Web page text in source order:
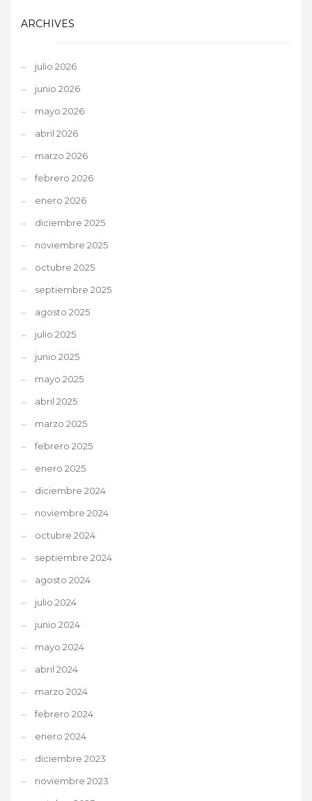
ARCHIVES
julio 2026
junio 2026
mayo 2026
abril 2026
marzo 2026
febrero 2026
enero 2026
diciembre 2025
noviembre 2025
octubre 2025
septiembre 2025
agosto 2025
julio 2025
junio 2025
mayo 2025
abril 2025
marzo 2025
febrero 2025
enero 2025
diciembre 2024
noviembre 2024
octubre 2024
septiembre 2024
agosto 2024
julio 2024
junio 2024
mayo 2024
abril 2024
marzo 2024
febrero 2024
enero 2024
diciembre 2023
noviembre 2023